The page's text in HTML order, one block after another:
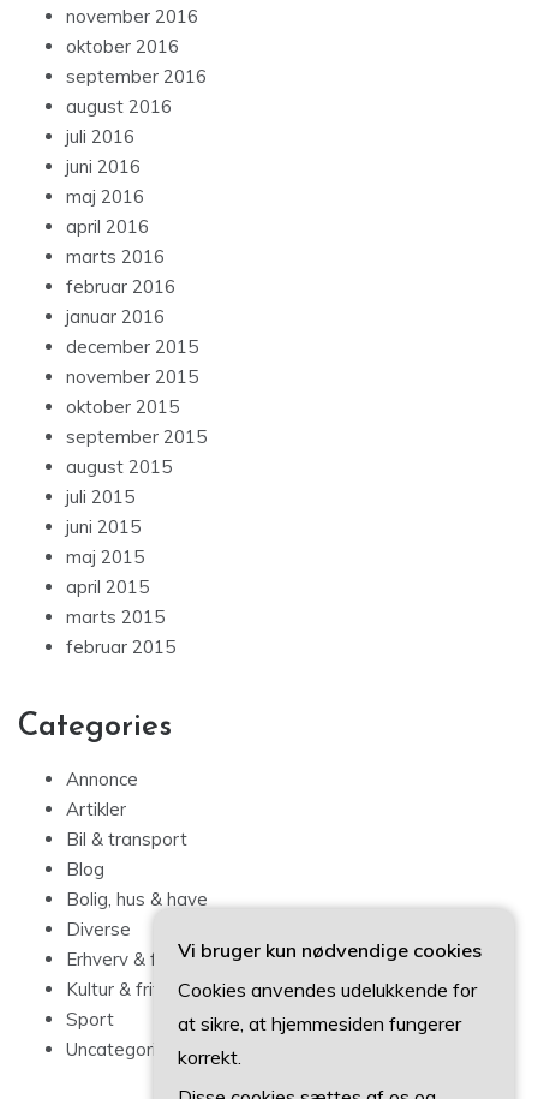
november 2016
oktober 2016
september 2016
august 2016
juli 2016
juni 2016
maj 2016
april 2016
marts 2016
februar 2016
januar 2016
december 2015
november 2015
oktober 2015
september 2015
august 2015
juli 2015
juni 2015
maj 2015
april 2015
marts 2015
februar 2015
Categories
Annonce
Artikler
Bil & transport
Blog
Bolig, hus & have
Diverse
Erhverv & forbrug
Kultur & fritid
Sport
Uncategorized
Vi bruger kun nødvendige cookies
Cookies anvendes udelukkende for
at sikre, at hjemmesiden fungerer
korrekt.